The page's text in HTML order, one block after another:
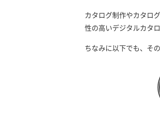
カタログ制作やカタロ
性の高いデジタルカタ
ちなみに以下でも、そ